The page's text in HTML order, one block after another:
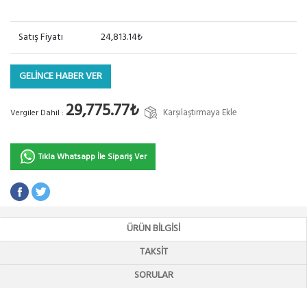
Satış Fiyatı 24,813.14₺
GELİNCE HABER VER
Vergiler Dahil : 29,775.77₺ Karşılaştırmaya Ekle
Tıkla Whatsapp İle Sipariş Ver
ÜRÜN BILGISI
TAKSIT
SORULAR